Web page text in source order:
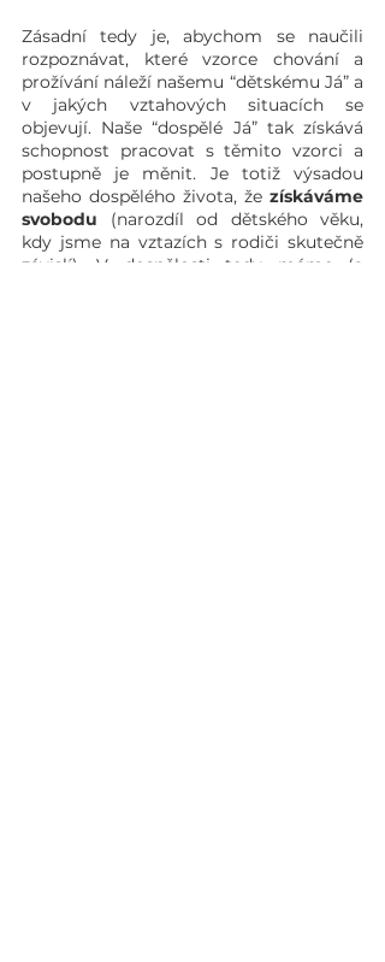
Zásadní tedy je, abychom se naučili
rozpoznávat, které vzorce chování a
prožívání náleží našemu “dětskému Já” a
v jakých vztahových situacích se
objevují. Naše “dospělé Já” tak získává
schopnost pracovat s těmito vzorci a
postupně je měnit. Je totiž výsadou
našeho dospělého života, že získáváme
svobodu (narozdíl od dětského věku,
kdy jsme na vztazích s rodiči skutečně
závislí). V dospělosti tedy máme (a